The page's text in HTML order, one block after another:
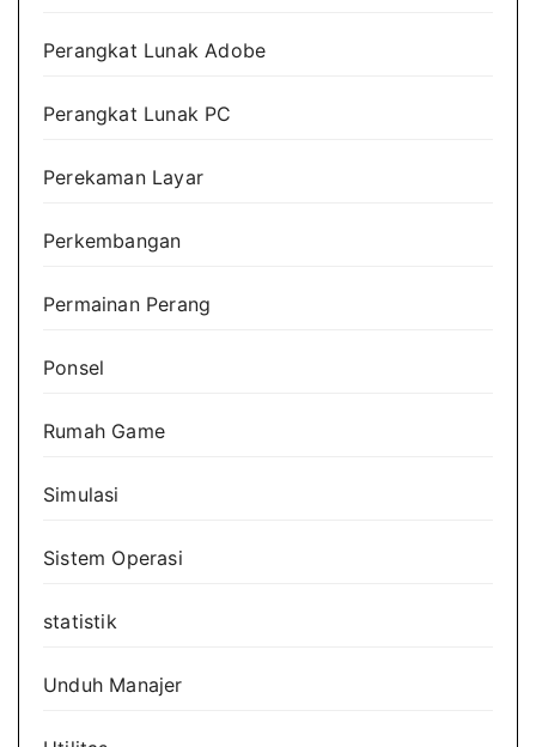
Perangkat Lunak Adobe
Perangkat Lunak PC
Perekaman Layar
Perkembangan
Permainan Perang
Ponsel
Rumah Game
Simulasi
Sistem Operasi
statistik
Unduh Manajer